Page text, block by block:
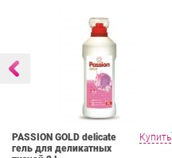
Купить
PASSION GOLD delicate
гель для деликатных